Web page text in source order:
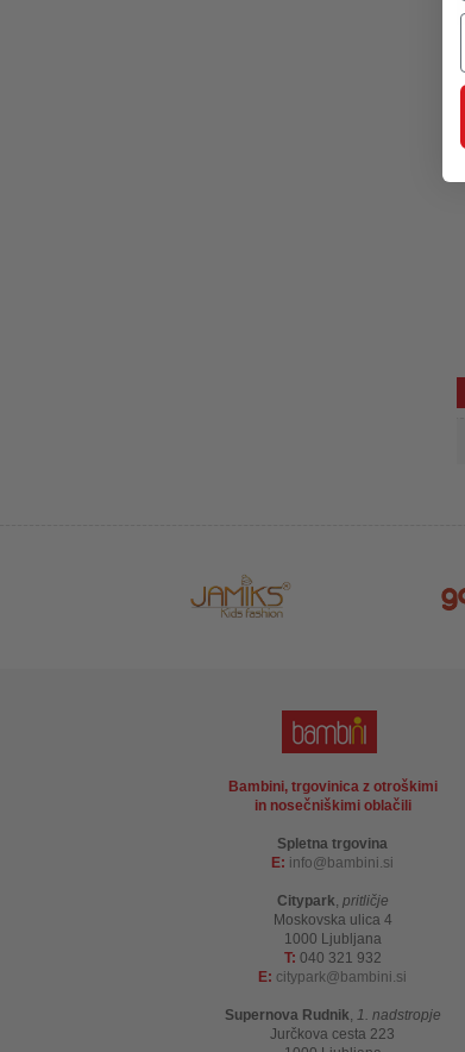
Bambini, trgovinica z otroškimi
in nosečniškimi oblačili
Spletna trgovina
E: info bambini.si
Citypark, pritličje
Moskovska ulica 4
1000 Ljubljana
T: 040 321 932
E: citypark bambini.si
Supernova Rudnik, 1. nadstropje
Jurčkova cesta 223